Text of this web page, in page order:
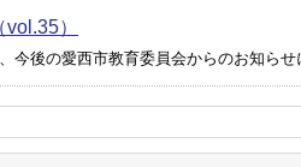
）
今後の愛西市教育委員会からのお知らせ